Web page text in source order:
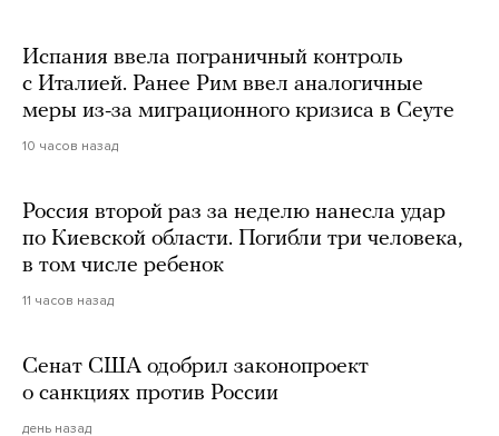
Испания ввела пограничный контроль
с Италией. Ранее Рим ввел аналогичные
меры из-за миграционного кризиса в Сеуте
10 часов назад
Россия второй раз за неделю нанесла удар
по Киевской области. Погибли три человека,
в том числе ребенок
11 часов назад
Сенат США одобрил законопроект
о санкциях против России
день назад